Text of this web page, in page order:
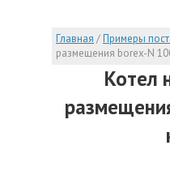
Главная /Примеры
размещения borex-N
Котел